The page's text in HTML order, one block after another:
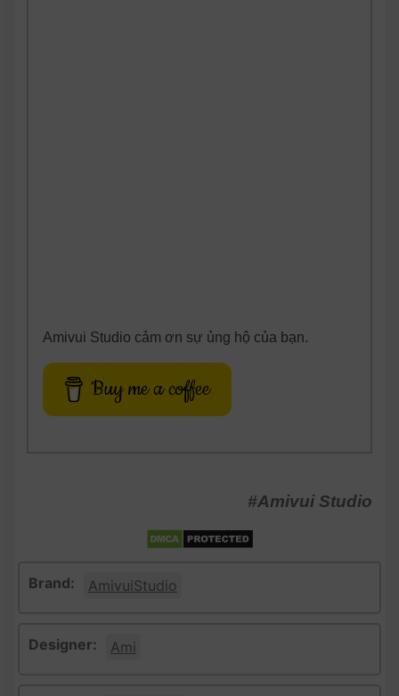
Amivui Studio cảm ơn sự ủng hộ của bạn.
Buy me a coffee
#Amivui Studio
Brand: AmivuiStudio
Designer: Ami